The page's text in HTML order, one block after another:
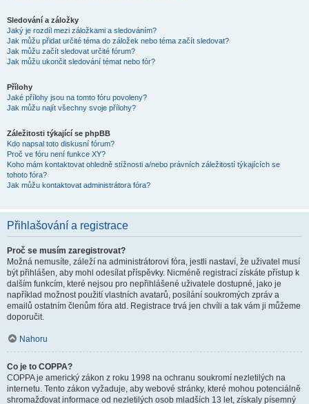
Sledování a záložky
Jaký je rozdíl mezi záložkami a sledováním?
Jak můžu přidat určité téma do záložek nebo téma začít sledovat?
Jak můžu začít sledovat určité fórum?
Jak můžu ukončit sledování témat nebo fór?
Přílohy
Jaké přílohy jsou na tomto fóru povoleny?
Jak můžu najít všechny svoje přílohy?
Záležitosti týkající se phpBB
Kdo napsal toto diskusní fórum?
Proč ve fóru není funkce XY?
Koho mám kontaktovat ohledně stížnosti a/nebo právních záležitostí týkajících se
tohoto fóra?
Jak můžu kontaktovat administrátora fóra?
Přihlašování a registrace
Proč se musím zaregistrovat?
Možná nemusíte, záleží na administrátorovi fóra, jestli nastaví, že uživatel musí
být přihlášen, aby mohl odesílat příspěvky. Nicméně registrací získáte přístup k
dalším funkcím, které nejsou pro nepřihlášené uživatele dostupné, jako je
například možnost použití vlastních avatarů, posílání soukromých zpráv a
emailů ostatním členům fóra atd. Registrace trvá jen chvíli a tak vám ji můžeme
doporučit.
Nahoru
Co je to COPPA?
COPPA je americký zákon z roku 1998 na ochranu soukromí nezletilých na
internetu. Tento zákon vyžaduje, aby webové stránky, které mohou potenciálně
shromažďovat informace od nezletilých osob mladších 13 let, získaly písemný